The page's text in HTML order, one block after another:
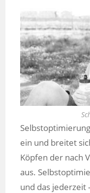
ein und breitet
Köpfen der nach
aus.
und das jederzeit